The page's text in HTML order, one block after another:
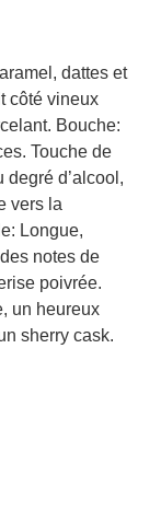
dattes et
côté vineux
Bouche:
Touche de
d’alcool,
vers la
Longue,
notes de
poivrée.
un heureux
sherry cask.